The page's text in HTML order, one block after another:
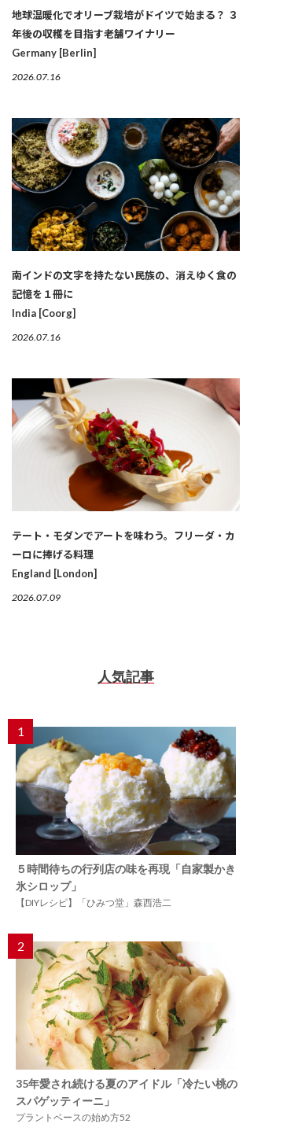
地球温暖化でオリーブ栽培がドイツで始まる？ ３
年後の収穫を目指す老舗ワイナリー
Germany [Berlin]
2026.07.16
南インドの文字を持たない民族の、消えゆく食の
記憶を１冊に
India [Coorg]
2026.07.16
テート・モダンでアートを味わう。フリーダ・カ
ーロに捧げる料理
England [London]
2026.07.09
人気記事
1
５時間待ちの行列店の味を再現「自家製かき
氷シロップ」
【DIYレシピ】「ひみつ堂」森西浩二
2
35年愛され続ける夏のアイドル「冷たい桃の
スパゲッティーニ」
プラントベースの始め方52